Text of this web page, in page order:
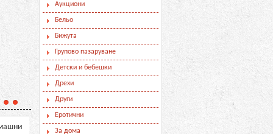
Онлайн магазин Aloha.BG,
Онлайн магазинът за
Аукциони
Бельо
Бижута
Групово пазаруване
Детски и бебешки
Дрехи
Други
Еротични
За дома